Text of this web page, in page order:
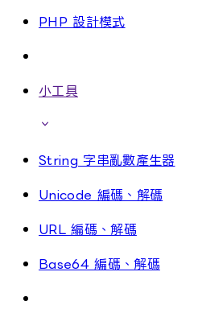
PHP 設計模式
小工具
String 字串亂數產生器
Unicode 編碼、解碼
URL 編碼、解碼
Base64 編碼、解碼